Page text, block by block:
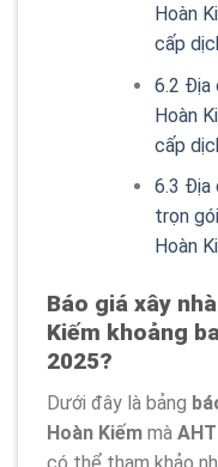
Hoàn
cấp
6.2 Địa
Hoàn
cấp
6.3 Địa
trọn
Hoàn
Báo giá xây
Kiếm khoảng
2025?
Dưới đây là bảng
Hoàn Kiếm mà